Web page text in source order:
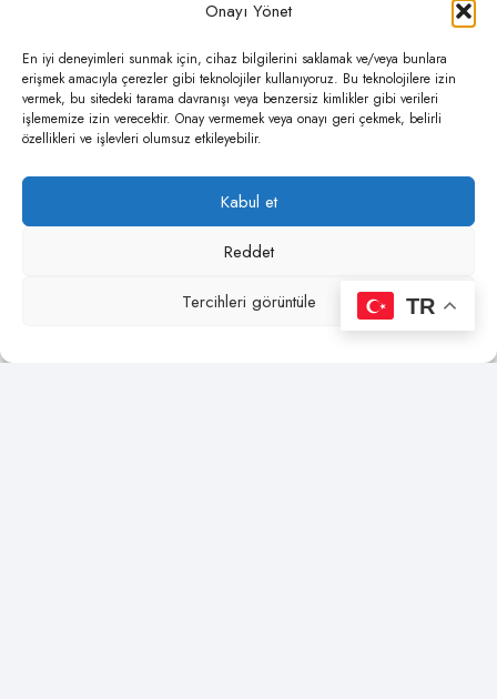
Onayı Yönet
En iyi deneyimleri sunmak için, cihaz bilgilerini saklamak ve/veya bunlara
erişmek amacıyla çerezler gibi teknolojiler kullanıyoruz. Bu teknolojilere izin
vermek, bu sitedeki tarama davranışı veya benzersiz kimlikler gibi verileri
işlememize izin verecektir. Onay vermemek veya onayı geri çekmek, belirli
özellikleri ve işlevleri olumsuz etkileyebilir.
Kabul et
Reddet
Tercihleri görüntüle
1150 Dijital Mihengir Tek Sütunlu İnsize
TR